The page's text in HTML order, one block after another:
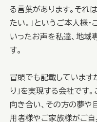
る言葉があります。それ
たい。」というご本人様
いったお声を私達、地域
す。
冒頭でも記載しています
り」を実現する会社です
向き合い、その方の夢
用者様やご家族様がご